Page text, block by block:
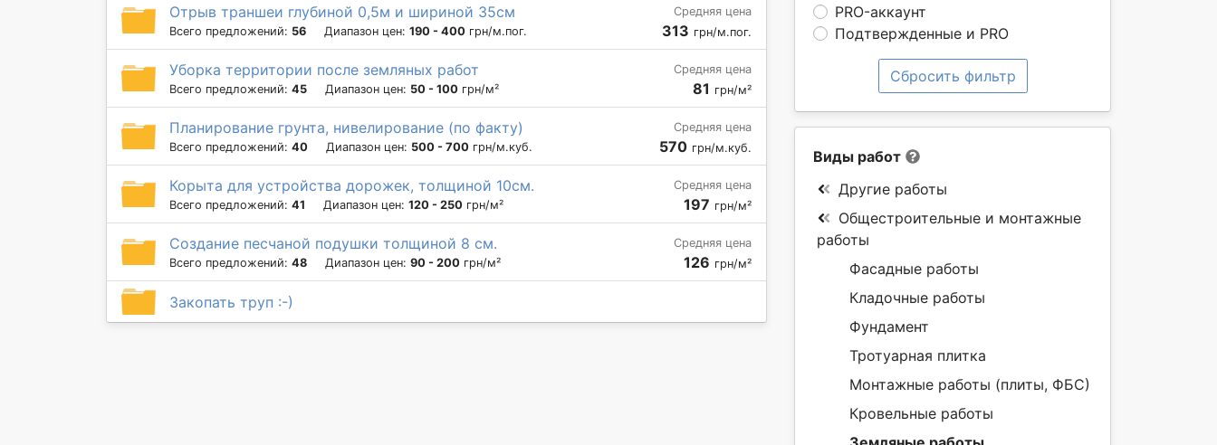
PRO-аккаунт
Подтвержденные и PRO
Сбросить фильтр
Отрыв траншеи глубиной 0,5м и шириной 35см
Всего предложений: 56 Диапазон цен: 190 - 400 грн/м.пог.
Средняя цена
313 грн/м.пог.
Уборка территории после земляных работ
Всего предложений: 45 Диапазон цен: 50 - 100 грн/м²
Средняя цена
81 грн/м²
Планирование грунта, нивелирование (по факту)
Всего предложений: 40 Диапазон цен: 500 - 700 грн/м.куб.
Средняя цена
570 грн/м.куб.
Корыта для устройства дорожек, толщиной 10см.
Всего предложений: 41 Диапазон цен: 120 - 250 грн/м²
Средняя цена
197 грн/м²
Создание песчаной подушки толщиной 8 см.
Всего предложений: 48 Диапазон цен: 90 - 200 грн/м²
Средняя цена
126 грн/м²
Закопать труп :-)
Виды работ
Другие работы
Общестроительные и монтажные
работы
Фасадные работы
Кладочные работы
Фундамент
Тротуарная плитка
Монтажные работы (плиты, ФБС)
Кровельные работы